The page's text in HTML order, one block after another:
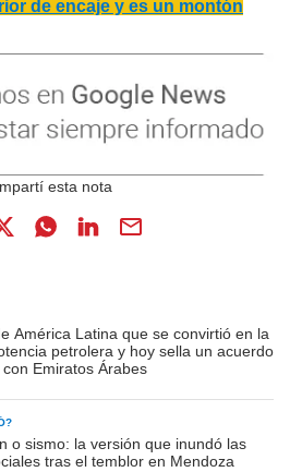
de encaje y es un montón
América Latina que se convirtió en la
petrolera y hoy sella un acuerdo
con Emiratos Árabes
o sismo: la versión que inundó las
tras el temblor en Mendoza